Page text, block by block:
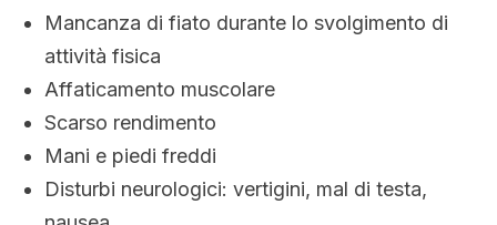
Mancanza di fiato durante lo svolgimento di
attività fisica
Affaticamento muscolare
Scarso rendimento
Mani e piedi freddi
Disturbi neurologici: vertigini, mal di testa,